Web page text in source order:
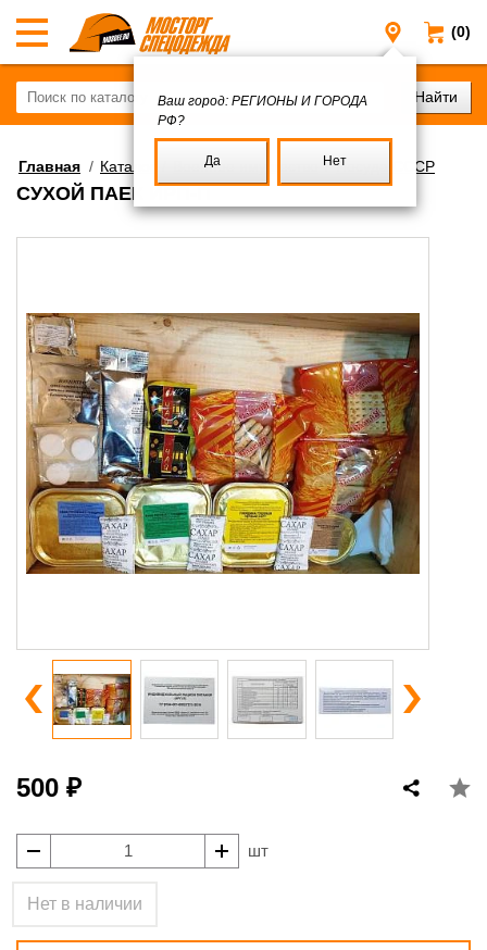
(0)
Регионы
Ваш город: РЕГИОНЫ И ГОРОДА
РФ?
Да Нет
Главная / Каталог Военное имущество /Посуда СССР
СУХОЙ ПАЕК ИРП-П
500 ₽
шт
Нет в наличии